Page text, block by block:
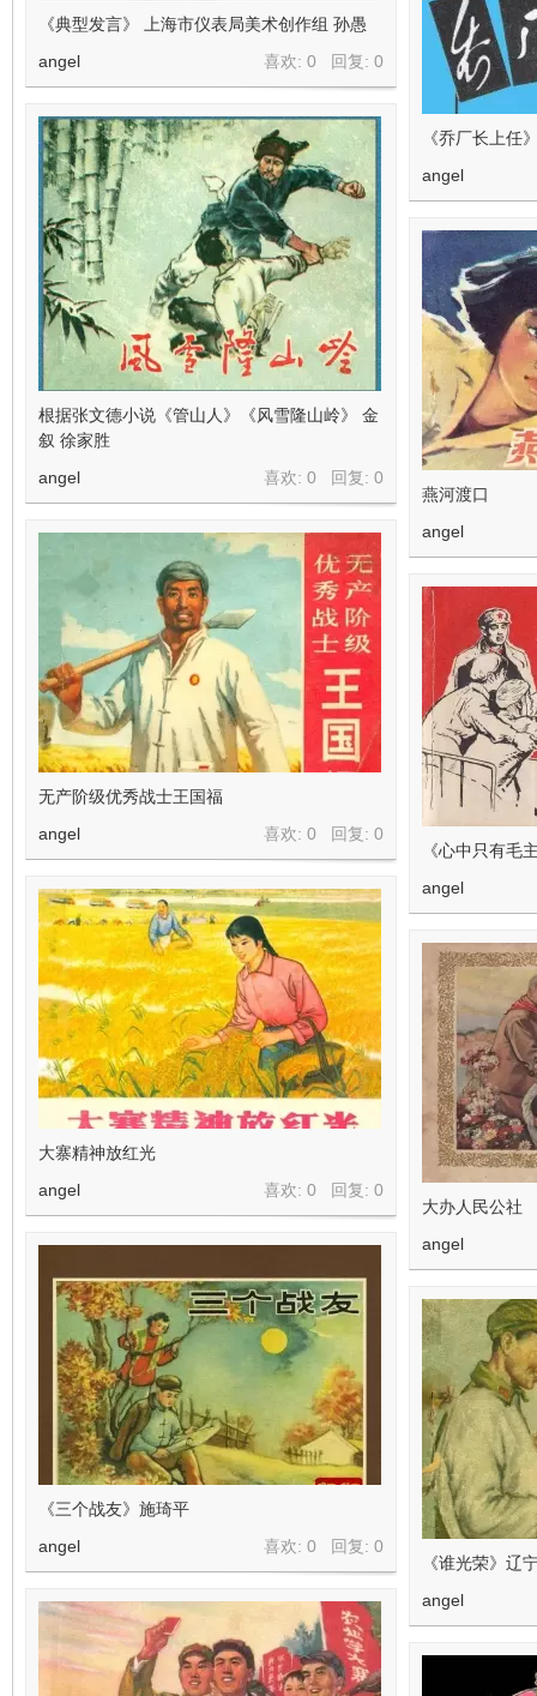
《典型发言》 上海市仪表局美术创作组 孙愚
喜欢: 0 回复: 0
angel
《乔厂长上任
angel
根据张文德小说《管山人》《风雪隆山岭》 金
叙 徐家胜
喜欢: 0 回复: 0
angel
燕河渡口
angel
无产阶级优秀战士王国福
喜欢: 0 回复: 0
angel
《心中只有毛
angel
大寨精神放红光
喜欢: 0 回复: 0
angel
大办人民公社
angel
《三个战友》施琦平
喜欢: 0 回复: 0
angel
《谁光荣》辽
angel